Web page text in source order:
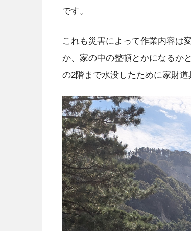
です。
これも災害によって作業内容は
か、家の中の整頓とかになるか
の2階まで水没したために家財